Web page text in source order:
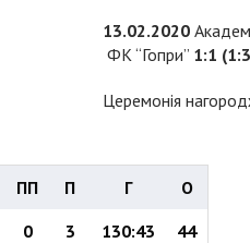
13.02.2020
ФК “Гопри” 1:1
Церемонія
ПП П Г
О
0 3 130:43 44